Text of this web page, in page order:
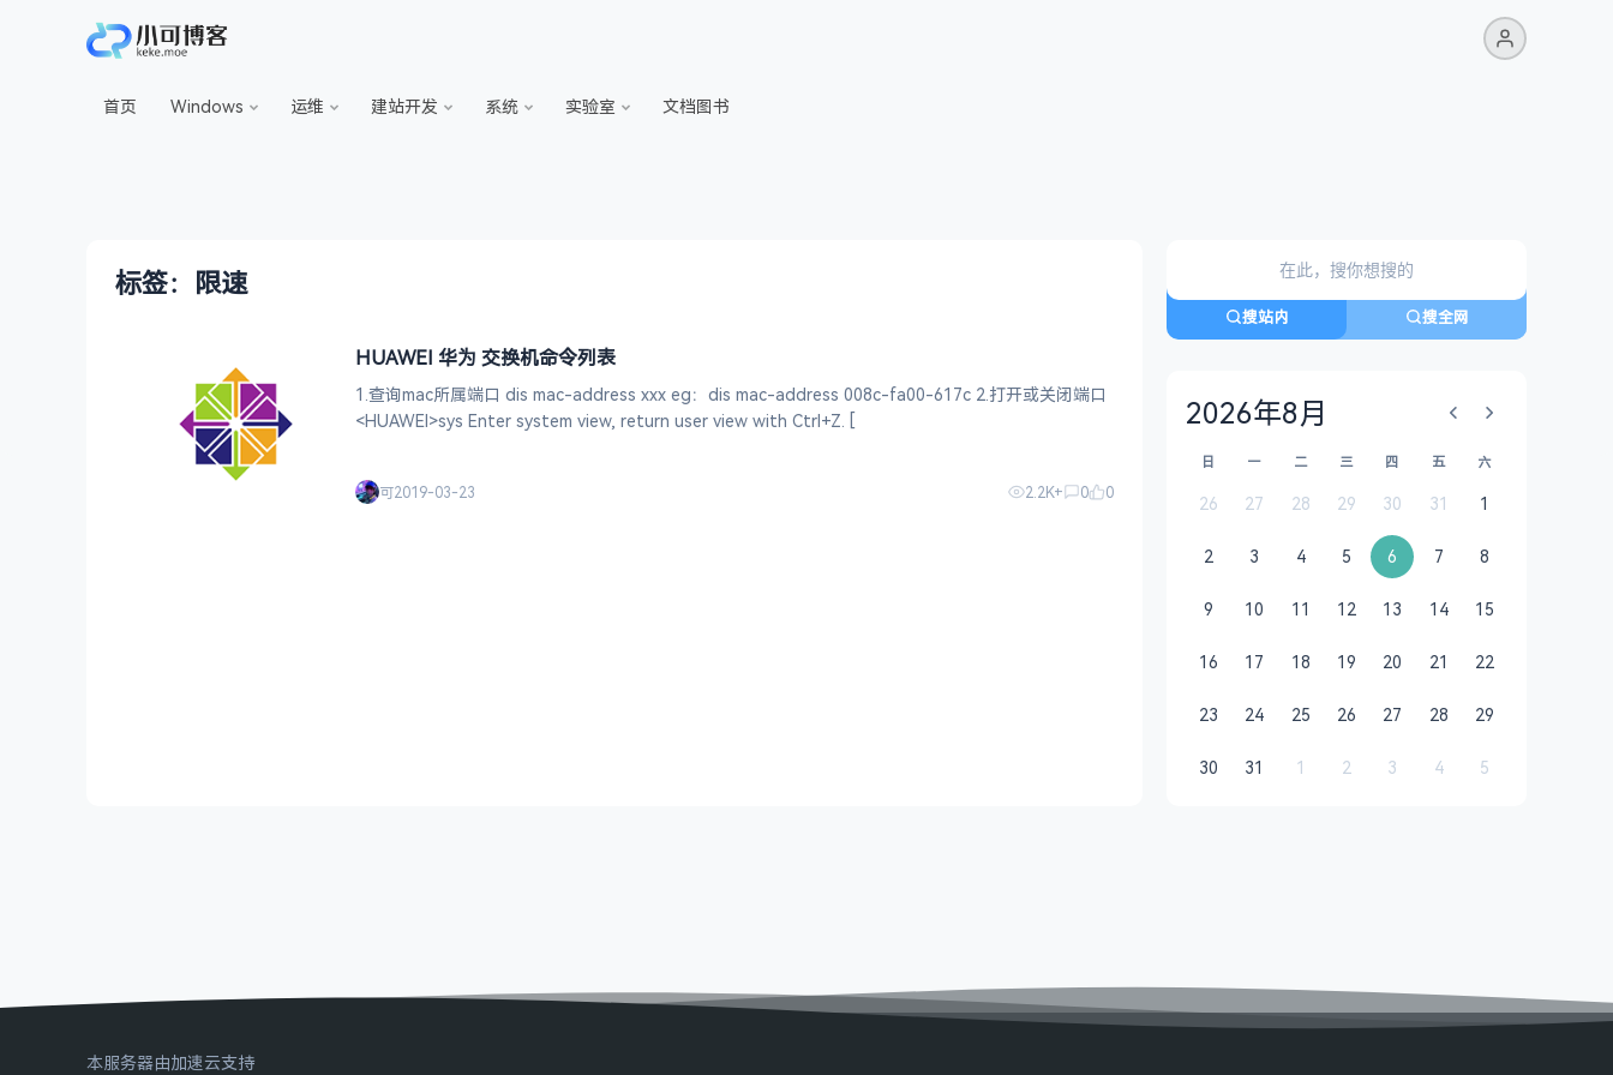
首页 Windows 运维 建站开发 系统 实验室 文档图书
标签：限速
HUAWEI 华为 交换机命令列表
1.查询mac所属端口 dis mac-address xxx eg：dis mac-address 008c-fa00-617c 2.打开或关闭端口
<HUAWEI>sys Enter system view, return user view with Ctrl+Z. [
可2019-03-23 2.2K+ 0 0
搜站内 搜全网
2026年8月
日 一 二 三 四 五 六
26 27 28 29 30 31 1
2 3 4 5 6 7 8
9 10 11 12 13 14 15
16 17 18 19 20 21 22
23 24 25 26 27 28 29
30 31 1 2 3 4 5
本服务器由加速云支持